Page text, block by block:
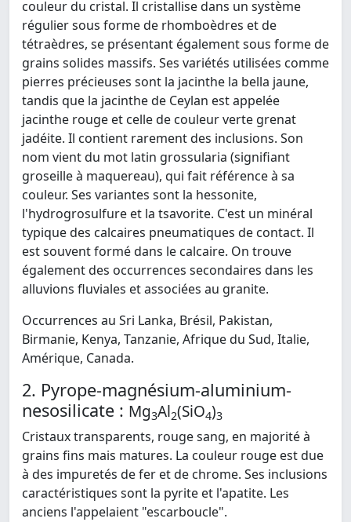
couleur du cristal. Il cristallise dans un système
régulier sous forme de rhomboèdres et de
tétraèdres, se présentant également sous forme de
grains solides massifs. Ses variétés utilisées comme
pierres précieuses sont la jacinthe la bella jaune,
tandis que la jacinthe de Ceylan est appelée
jacinthe rouge et celle de couleur verte grenat
jadéite. Il contient rarement des inclusions. Son
nom vient du mot latin grossularia (signifiant
groseille à maquereau), qui fait référence à sa
couleur. Ses variantes sont la hessonite,
l'hydrogrosulfure et la tsavorite. C'est un minéral
typique des calcaires pneumatiques de contact. Il
est souvent formé dans le calcaire. On trouve
également des occurrences secondaires dans les
alluvions fluviales et associées au granite.
Occurrences au Sri Lanka, Brésil, Pakistan,
Birmanie, Kenya, Tanzanie, Afrique du Sud, Italie,
Amérique, Canada.
2. Pyrope-magnésium-aluminium-
nesosilicate : Mg3Al2(SiO4)3
Cristaux transparents, rouge sang, en majorité à
grains fins mais matures. La couleur rouge est due
à des impuretés de fer et de chrome. Ses inclusions
caractéristiques sont la pyrite et l'apatite. Les
anciens l'appelaient "escarboucle".